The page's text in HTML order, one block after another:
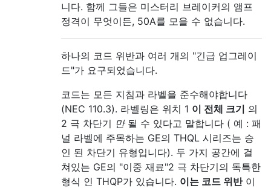
니다. 함께 그들은 미스터리 브레이커의 앰프
정격이 무엇이든, 50A를 모을 수 없습니다.
하나의 코드 위반과 여러 개의 "긴급 업그레이
드"가 요구되었습니다.
코드는 모든 지침과 라벨을 준수해야합니다
(NEC 110.3). 라벨링은 위치 1 이 전체 크기 의
2 극 차단기 만될 수 있다고 말합니다 ( 예 : 패
널 라벨에 주목하는 GE의 THQL 시리즈는 승
인 된 차단기 유형입니다). 두 가지 공간에 걸
쳐있는 GE의 "이중 재료"2 극 차단기의 독특한
형식 인 THQP가 있습니다. 이는 코드 위반이